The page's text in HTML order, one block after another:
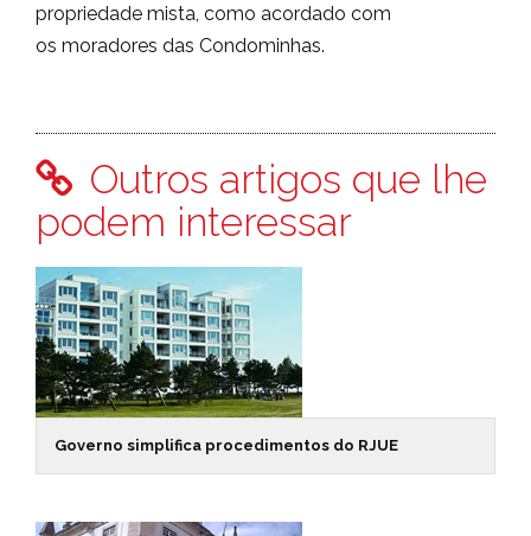
propriedade mista, como acordado com
os moradores das Condominhas.
Outros artigos que lhe
podem interessar
Governo simplifica procedimentos do RJUE